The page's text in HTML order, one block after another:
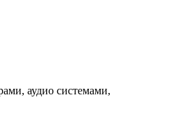
аудио системами,